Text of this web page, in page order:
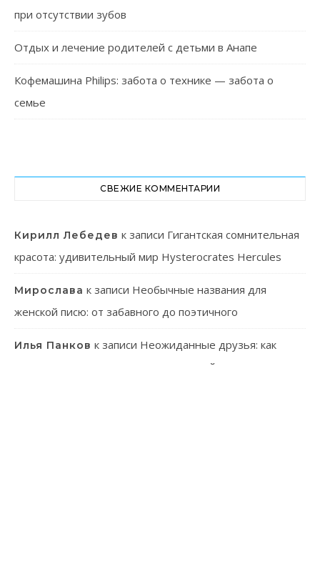
при отсутствии зубов
Отдых и лечение родителей с детьми в Анапе
Кофемашина Philips: забота о технике — забота о
семье
СВЕЖИЕ КОММЕНТАРИИ
Кирилл Лебедев к записи Гигантская сомнительная
красота: удивительный мир Hysterocrates Hercules
Мирослава к записи Необычные названия для
женской писю: от забавного до поэтичного
Илья Панков к записи Неожиданные друзья: как
человек использует паразитов в своей практике